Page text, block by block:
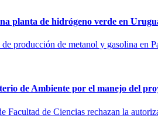
planta de hidrógeno verde en
producción de metanol y gasolina en
de Ambiente por el manejo del
Facultad de Ciencias rechazan la